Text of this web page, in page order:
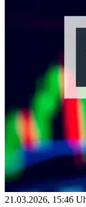
21.03.2026, 15:46